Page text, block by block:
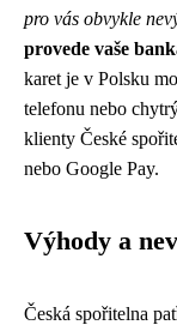
pro vás obvykle
provede vaše
karet je v Polsku
telefonu nebo
klienty České
nebo Google Pay.
Výhody a
Česká spořitelna